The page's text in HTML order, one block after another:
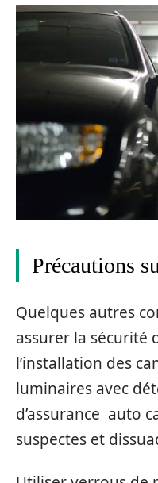
Précautions
Quelques autres
assurer la sécurité
l’installation des
luminaires avec
d’assurance auto
suspectes et